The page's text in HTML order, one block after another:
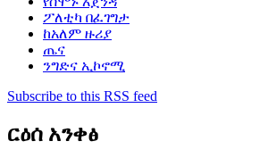
ፖለቲካ በፈገግታ
ከአለም ዙሪያ
ጤና
ንግድና ኢኮኖሚ
Subscribe to this RSS feed
ርዕሰ አንቀፅ